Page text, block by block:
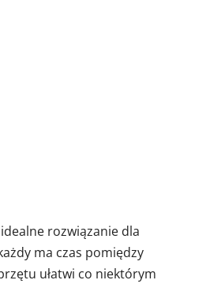
rozwiązanie dla
ma czas pomiędzy
ułatwi co niektórym